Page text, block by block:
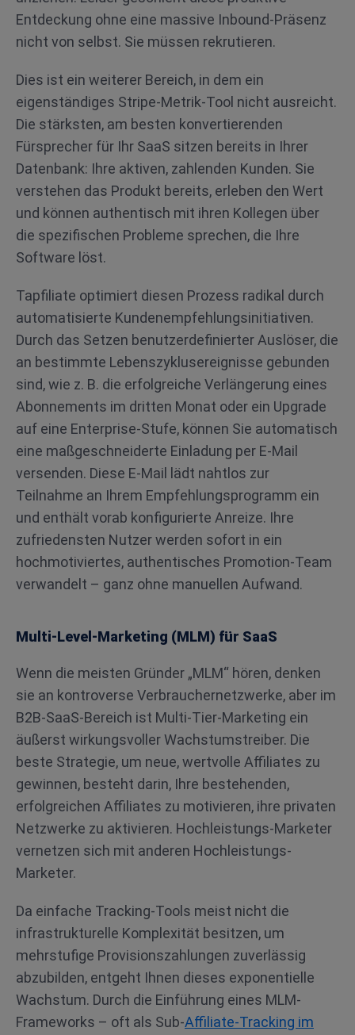
Entdeckung ohne eine massive Inbound-Präsenz
nicht von selbst. Sie müssen rekrutieren.
Dies ist ein weiterer Bereich, in dem ein
eigenständiges Stripe-Metrik-Tool nicht ausreicht.
Die stärksten, am besten konvertierenden
Fürsprecher für Ihr SaaS sitzen bereits in Ihrer
Datenbank: Ihre aktiven, zahlenden Kunden. Sie
verstehen das Produkt bereits, erleben den Wert
und können authentisch mit ihren Kollegen über
die spezifischen Probleme sprechen, die Ihre
Software löst.
Tapfiliate optimiert diesen Prozess radikal durch
automatisierte Kundenempfehlungsinitiativen.
Durch das Setzen benutzerdefinierter Auslöser, die
an bestimmte Lebenszyklusereignisse gebunden
sind, wie z. B. die erfolgreiche Verlängerung eines
Abonnements im dritten Monat oder ein Upgrade
auf eine Enterprise-Stufe, können Sie automatisch
eine maßgeschneiderte Einladung per E-Mail
versenden. Diese E-Mail lädt nahtlos zur
Teilnahme an Ihrem Empfehlungsprogramm ein
und enthält vorab konfigurierte Anreize. Ihre
zufriedensten Nutzer werden sofort in ein
hochmotiviertes, authentisches Promotion-Team
verwandelt – ganz ohne manuellen Aufwand.
Multi-Level-Marketing (MLM) für SaaS
Wenn die meisten Gründer „MLM“ hören, denken
sie an kontroverse Verbrauchernetzwerke, aber im
B2B-SaaS-Bereich ist Multi-Tier-Marketing ein
äußerst wirkungsvoller Wachstumstreiber. Die
beste Strategie, um neue, wertvolle Affiliates zu
gewinnen, besteht darin, Ihre bestehenden,
erfolgreichen Affiliates zu motivieren, ihre privaten
Netzwerke zu aktivieren. Hochleistungs-Marketer
vernetzen sich mit anderen Hochleistungs-
Marketer.
Da einfache Tracking-Tools meist nicht die
infrastrukturelle Komplexität besitzen, um
mehrstufige Provisionszahlungen zuverlässig
abzubilden, entgeht Ihnen dieses exponentielle
Wachstum. Durch die Einführung eines MLM-
Frameworks – oft als Sub-Affiliate-Tracking im